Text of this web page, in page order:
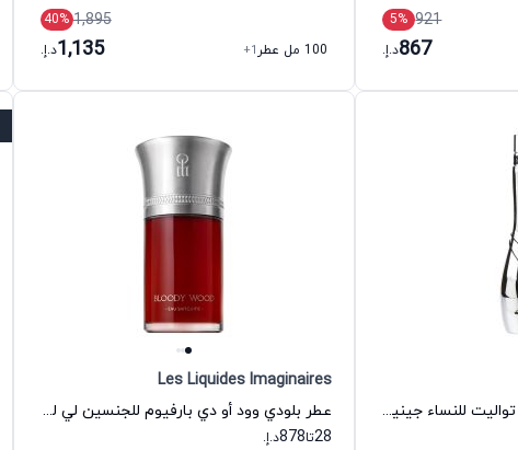
921
5%
867د.إ.
1,895
40%
100 مل عطر
+1
1,135د.إ.
عطر غلو أفتر دارك أو دي تواليت للنساء جينيفر لوبيز
Les Liquides Imaginaires
عطر بلودي وود أو دي بارفيوم للجنسين لي ليكويد اماجينيرز
28تا878د.إ.